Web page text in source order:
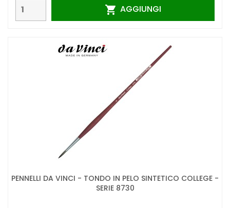
 AGGIUNGI
PENNELLI DA VINCI - TONDO IN PELO SINTETICO COLLEGE -
SERIE 8730